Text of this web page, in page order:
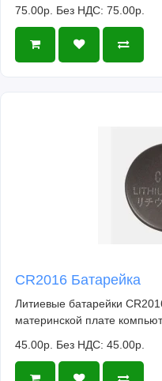
75.00р. Без НДС: 75.00р.
CR2016 Батарейка
Литиевые батарейки
материнской плате
45.00р. Без НДС: 45.00р.